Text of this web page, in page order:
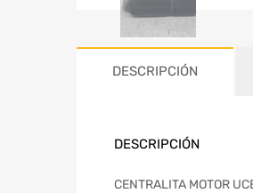
DESCRIPCIÓN
DESCRIPCIÓN
CENTRALITA MOTOR